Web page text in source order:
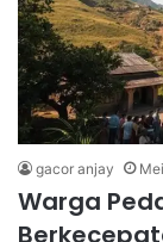
gacor anjay
Warga